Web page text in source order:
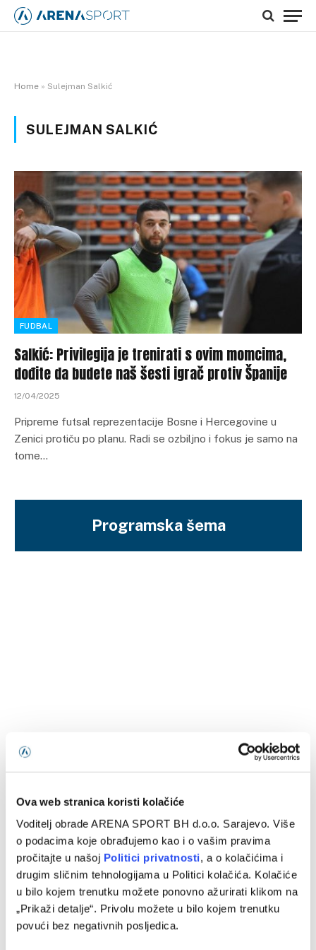
Ova web stranica koristi kolačiće
Voditelj obrade ARENA SPORT BH d.o.o. Sarajevo. Više
o podacima koje obrađujemo kao i o vašim pravima
pročitajte u našoj Politici privatnosti, a o kolačićima i
drugim sličnim tehnologijama u Politici kolačića. Kolačiće
u bilo kojem trenutku možete ponovno ažurirati klikom na
„Prikaži detalje“. Privolu možete u bilo kojem trenutku
povući bez negativnih posljedica.
Home » Sulejman Salkić
SULEJMAN SALKIĆ
FUDBAL
Salkić: Privilegija je trenirati s ovim momcima,
dođite da budete naš šesti igrač protiv Španije
12/04/2025
Pripreme futsal reprezentacije Bosne i Hercegovine u
Zenici protiču po planu. Radi se ozbiljno i fokus je samo na
tome…
Programska šema